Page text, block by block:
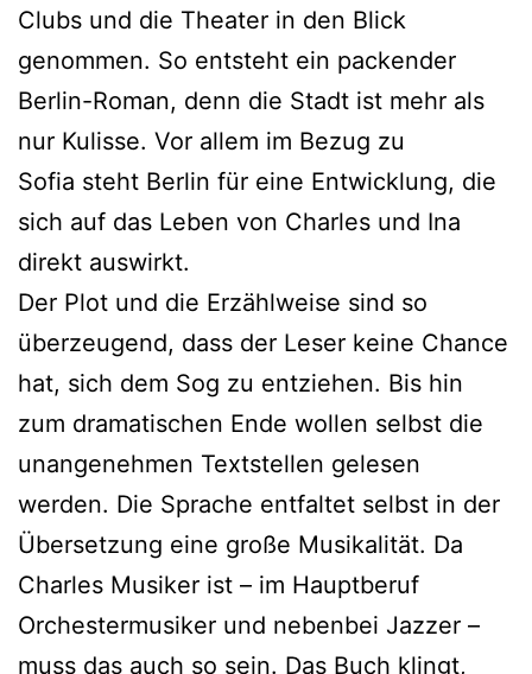
Clubs und die Theater in den Blick
genommen. So entsteht ein packender
Berlin-Roman, denn die Stadt ist mehr als
nur Kulisse. Vor allem im Bezug zu
Sofia steht Berlin für eine Entwicklung, die
sich auf das Leben von Charles und Ina
direkt auswirkt.
Der Plot und die Erzählweise sind so
überzeugend, dass der Leser keine Chance
hat, sich dem Sog zu entziehen. Bis hin
zum dramatischen Ende wollen selbst die
unangenehmen Textstellen gelesen
werden. Die Sprache entfaltet selbst in der
Übersetzung eine große Musikalität. Da
Charles Musiker ist – im Hauptberuf
Orchestermusiker und nebenbei Jazzer –
muss das auch so sein. Das Buch klingt,